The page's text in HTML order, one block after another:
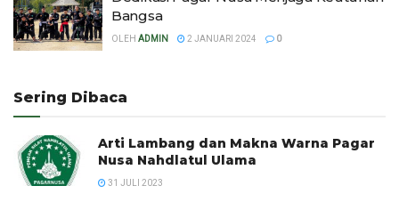
Bangsa
OLEH ADMIN 2 JANUARI 2024 0
Sering Dibaca
Arti Lambang dan Makna Warna Pagar
Nusa Nahdlatul Ulama
31 JULI 2023